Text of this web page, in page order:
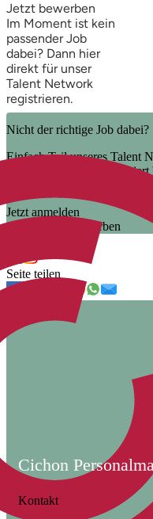
Jetzt bewerben
Im Moment ist kein
passender Job
dabei? Dann hier
direkt für unser
Talent Network
registrieren.
Nicht der richtige Job dabei?
Einfach Teil unseres Talent
unsere neuen Jobs
Jetzt anmelden
Jetzt initiativ bewerben
Seite teilen
Cichon
Kontakt